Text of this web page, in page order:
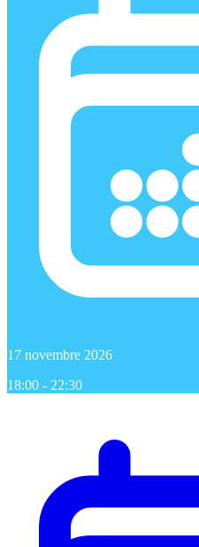
17 novembre 2026
18:00 - 22:30